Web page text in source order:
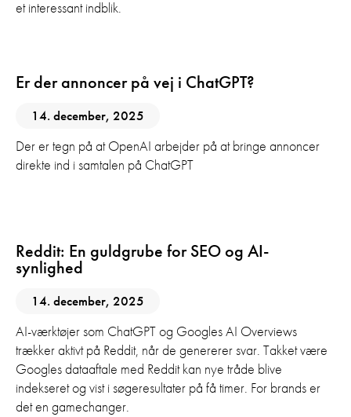
et interessant indblik.
Er der annoncer på vej i ChatGPT?
14. december, 2025
Der er tegn på at OpenAI arbejder på at bringe annoncer
direkte ind i samtalen på ChatGPT
Reddit: En guldgrube for SEO og AI-
synlighed
14. december, 2025
AI-værktøjer som ChatGPT og Googles AI Overviews
trækker aktivt på Reddit, når de genererer svar. Takket være
Googles dataaftale med Reddit kan nye tråde blive
indekseret og vist i søgeresultater på få timer. For brands er
det en gamechanger.